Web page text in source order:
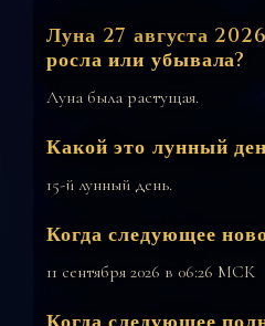
Луна 27 августа
росла или убывала?
Луна была растущая.
Какой это лунный
15-й лунный день.
Когда следующее
11 сентября 2026 в 06:26 МСК